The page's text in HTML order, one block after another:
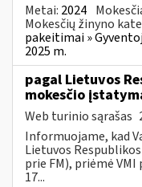
Metai: 2024
Mokesčių žinyno
pakeitimai »
2025 m.
pagal Lietuvos
mokesčio
Web turinio sąrašas
Informuojame, kad
Lietuvos
prie FM), priėmė
17...